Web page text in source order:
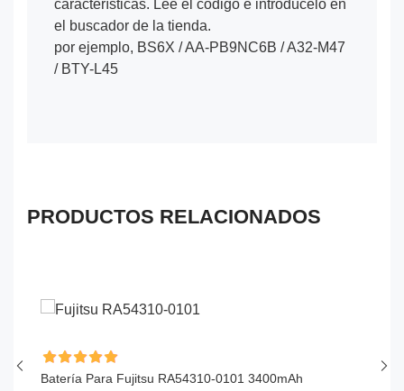
características. Lee el código e introdúcelo en
el buscador de la tienda.
por ejemplo, BS6X / AA-PB9NC6B / A32-M47
/ BTY-L45
PRODUCTOS RELACIONADOS
Batería Para Fujitsu RA54310-0101 3400mAh